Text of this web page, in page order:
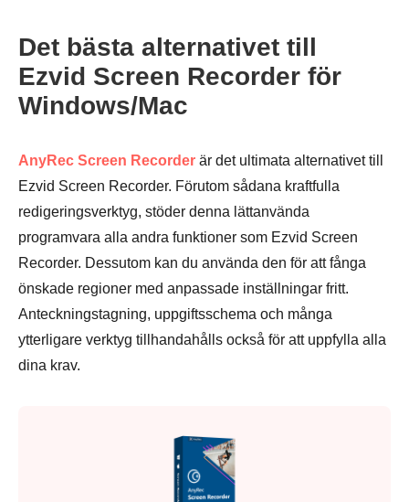
Det bästa alternativet till
Ezvid Screen Recorder för
Windows/Mac
AnyRec Screen Recorder är det ultimata alternativet till
Ezvid Screen Recorder. Förutom sådana kraftfulla
redigeringsverktyg, stöder denna lättanvända
programvara alla andra funktioner som Ezvid Screen
Recorder. Dessutom kan du använda den för att fånga
önskade regioner med anpassade inställningar fritt.
Anteckningstagning, uppgiftsschema och många
ytterligare verktyg tillhandahålls också för att uppfylla alla
dina krav.